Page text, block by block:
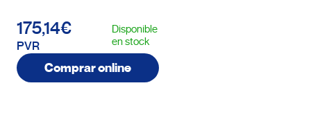
175,14€
PVR
Disponible
en stock
Comprar online